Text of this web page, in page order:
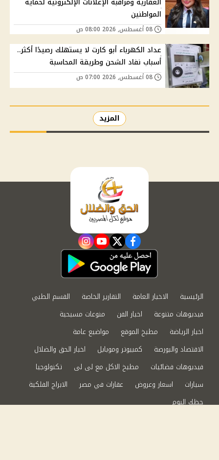
المواطنين
عداد الكهرباء أبو كارت لا يستهلك رصيدًا أكثر..
أسباب نفاد الشحن وطريقة المحاسبة
المزيد
facebook
twitter
youtube
instagram
الرئيسية الاخبار العامة التقارير الخاصة
القسم الطبي
فيديوهات متنوعة
اخبار الفن
منوعات مسيحية
اخبار الرياضة
مطبخ الموقع
مواضيع عامة
الاقتصاد والبورصة
كمبيوتر وموبايل
اخبار الحق والضلال
فيديوهات فضائيات
مطبخ الاكل مع لى لى
تكنولوجيا
سيارات
اسعار وعروض عقارات في مصر
الابراج الفلكية
حظك اليوم